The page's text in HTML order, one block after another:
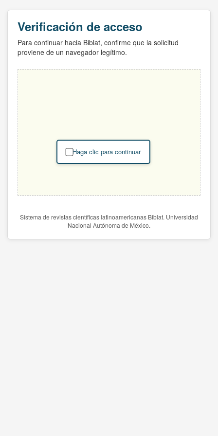
Verificación de acceso
Para continuar hacia Biblat, confirme que la solicitud
proviene de un navegador legítimo.
Haga clic para continuar
Sistema de revistas científicas latinoamericanas Biblat. Universidad
Nacional Autónoma de México.